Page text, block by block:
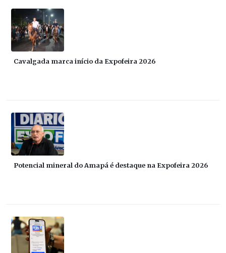
Cavalgada marca início da Expofeira 2026
Potencial mineral do Amapá é destaque na Expofeira 2026